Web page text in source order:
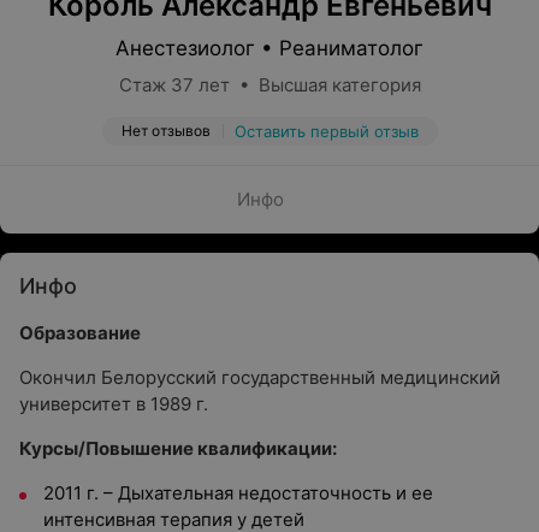
Анестезиолог • Реаниматолог
Стаж 37 лет • Высшая категория
Нет отзывов Оставить первый отзыв
Инфо
Инфо
Образование
Окончил Белорусский государственный медицинский
университет в 1989 г.
Курсы/Повышение квалификации:
2011 г. – Дыхательная недостаточность и ее
интенсивная терапия у детей